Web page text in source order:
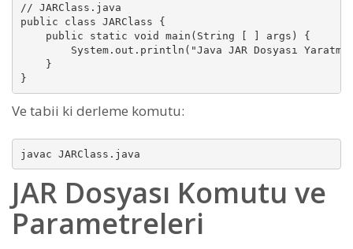
// JARClass.java
public class JARClass {
    public static void main(String [ ] args) {
System.out.println("Java JAR Dosyası
    }
}
Ve tabii ki derleme komutu:
javac JARClass.java
JAR Dosyası Komutu ve
Parametreleri